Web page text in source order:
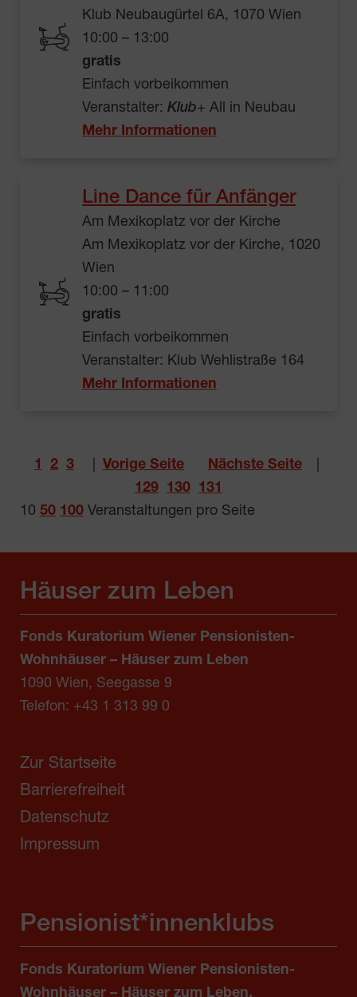
Klub Neubaugürtel 6A, 1070 Wien
10:00 – 13:00
gratis
Einfach vorbeikommen
Veranstalter: Klub+ All in Neubau
Mehr Informationen
Line Dance für Anfänger
Am Mexikoplatz vor der Kirche
Am Mexikoplatz vor der Kirche, 1020
Wien
10:00 – 11:00
gratis
Einfach vorbeikommen
Veranstalter: Klub Wehlistraße 164
Mehr Informationen
1 2 3 Vorige Seite Nächste Seite
129
130
131
10 50 100 Veranstaltungen pro Seite
Häuser zum Leben
Fonds Kuratorium Wiener Pensionisten-
Wohnhäuser – Häuser zum Leben
1090 Wien, Seegasse 9
Telefon: +43 1 313 99 0
Zur Startseite
Barrierefreiheit
Datenschutz
Impressum
Pensionist*innenklubs
Fonds Kuratorium Wiener Pensionisten-
Wohnhäuser – Häuser zum Leben,